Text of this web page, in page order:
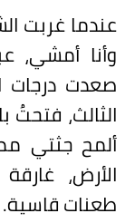
عندما غربت
وأنا أمشي،
صعدت درجات
الثالث،
ألمح جثتي
الأرض،
طعنات قاسية.